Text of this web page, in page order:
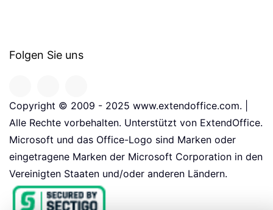
Folgen Sie uns
Copyright © 2009 - 2025 www.extendoffice.com. |
Alle Rechte vorbehalten. Unterstützt von ExtendOffice.
Microsoft und das Office-Logo sind Marken oder
eingetragene Marken der Microsoft Corporation in den
Vereinigten Staaten und/oder anderen Ländern.